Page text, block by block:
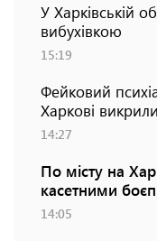
У Харківській
вибухівкою
15:19
Фейковий
Харкові
14:27
По місту на
касетними
14:05